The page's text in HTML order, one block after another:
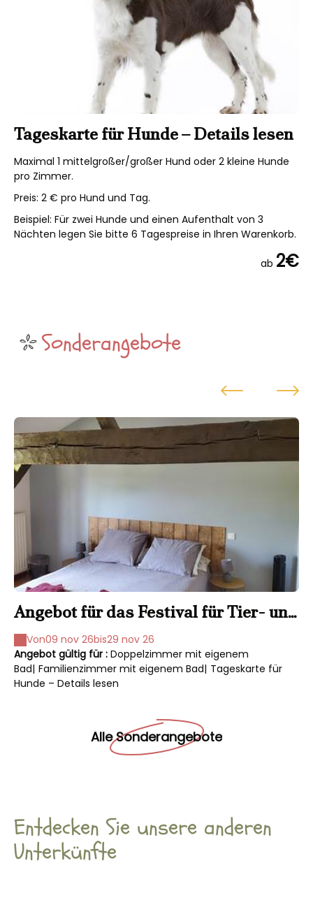
Tageskarte für Hunde – Details lesen
Maximal 1 mittelgroßer/großer Hund oder 2 kleine Hunde
pro Zimmer.
Preis: 2 € pro Hund und Tag.
Beispiel: Für zwei Hunde und einen Aufenthalt von 3
Nächten legen Sie bitte 6 Tagespreise in Ihren Warenkorb.
ab 2€
Sonderangebote
Angebot für das Festival für Tier- und
Naturfotografie 2026
Von09 nov 26bis29 nov 26
Angebot gültig für : Doppelzimmer mit eigenem
Bad| Familienzimmer mit eigenem Bad| Tageskarte für
Hunde – Details lesen
Alle Sonderangebote
Entdecken Sie unsere anderen
Unterkünfte